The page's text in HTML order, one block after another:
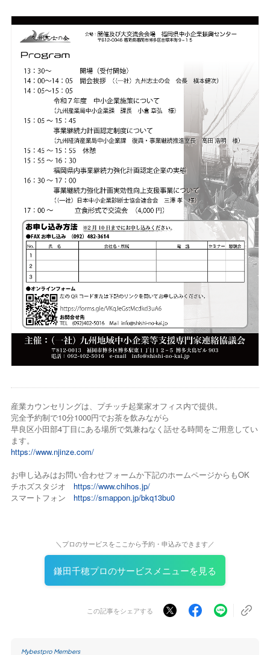
産業カウンセリングは、プチッチ起業家オフィス内で提供。
完全予約制で10分1000円でお茶を飲みながら
早良区小田部4丁目にある場所で気兼ねなく話せる時間をご用意してい
ます。
https://www.njinze.com/
お申し込みはお問い合わせフォームか下記のホームページからもOK
チホズスタジオ https://www.chihos.jp/
スマートフォン https://smappon.jp/bkq13bu0
＼プロのサービスをここから予約・申込みできます／
鎌田千穂プロのサービスメニューを見る
この記事をシェアする
Mybestpro Members